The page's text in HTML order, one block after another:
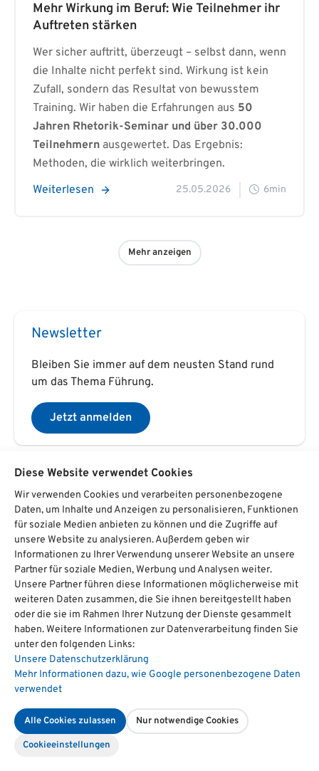
Mehr Wirkung im Beruf: Wie Teilnehmer ihr
Auftreten stärken
Wer sicher auftritt, überzeugt – selbst dann, wenn
die Inhalte nicht perfekt sind. Wirkung ist kein
Zufall, sondern das Resultat von bewusstem
Training. Wir haben die Erfahrungen aus 50
Jahren Rhetorik-Seminar und über 30.000
Teilnehmern ausgewertet. Das Ergebnis:
Methoden, die wirklich weiterbringen.
Weiterlesen
25.05.2026 6min
Mehr anzeigen
Newsletter
Bleiben Sie immer auf dem neusten Stand rund
um das Thema Führung.
Jetzt anmelden
Weitere Themengebiete
Entdecken Sie hier alle weiteren Themengebiete von
Kitzmann auf einen Blick.
Rhetorik/Kommunikation
Sprachgewandtheit und Überzeugungskraft durch
Rhetorik-Kurse trainieren.
Mehr zur Kategorie
KI - Themen
Diese Website verwendet Cookies
Wir verwenden Cookies und verarbeiten personenbezogene
Daten, um Inhalte und Anzeigen zu personalisieren, Funktionen
für soziale Medien anbieten zu können und die Zugriffe auf
unsere Website zu analysieren. Außerdem geben wir
Informationen zu Ihrer Verwendung unserer Website an unsere
Partner für soziale Medien, Werbung und Analysen weiter.
Unsere Partner führen diese Informationen möglicherweise mit
weiteren Daten zusammen, die Sie ihnen bereitgestellt haben
oder die sie im Rahmen Ihrer Nutzung der Dienste gesammelt
haben. Weitere Informationen zur Datenverarbeitung finden Sie
unter den folgenden Links:
Unsere Datenschutzerklärung
Mehr Informationen dazu, wie Google personenbezogene Daten
verwendet
Alle Cookies zulassen Nur notwendige Cookies
Cookie­einstellungen